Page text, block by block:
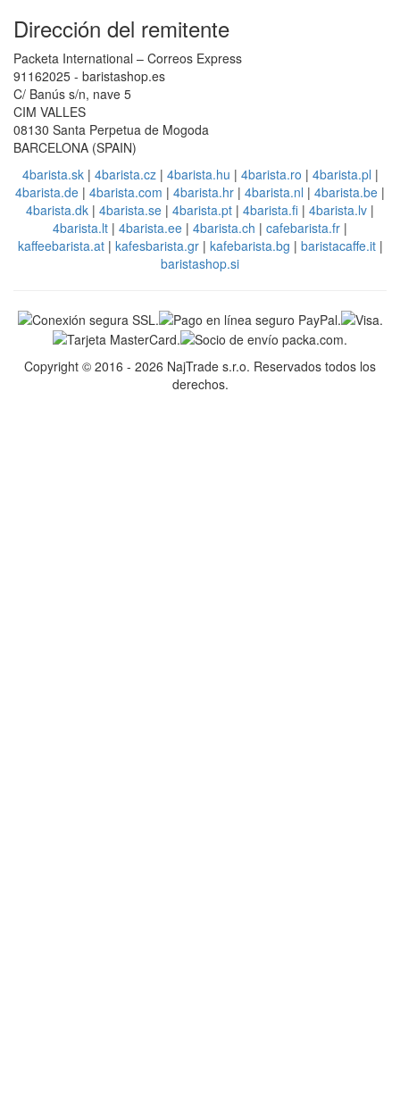
Dirección del remitente
Packeta International – Correos Express
91162025 - baristashop.es
C/ Banús s/n, nave 5
CIM VALLES
08130 Santa Perpetua de Mogoda
BARCELONA (SPAIN)
4barista.sk| 4barista.cz| 4barista.hu | 4barista.ro | 4barista.pl |
4barista.de | 4barista.com | 4barista.hr | 4barista.nl | 4barista.be |
4barista.dk | 4barista.se | 4barista.pt | 4barista.fi | 4barista.lv |
4barista.lt | 4barista.ee | 4barista.ch | cafebarista.fr |
kaffeebarista.at| kafesbarista.gr| kafebarista.bg | baristacaffe.it|
baristashop.si
Copyright © 2016 - 2026 NajTrade s.r.o. Reservados todos los
derechos.